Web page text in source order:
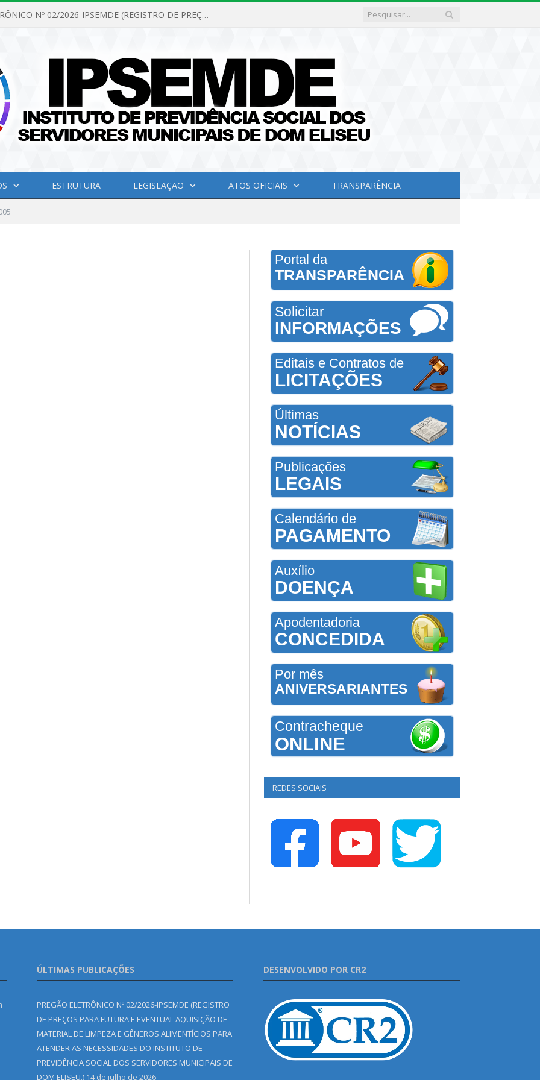
PREGÃO ELETRÔNICO Nº 02/2026-IPSEMDE (REGISTRO DE PREÇOS PARA FUTURA E EVENTUAL AQUISIÇÃO DE MATERIAL DE LIMPEZA E GÊNEROS ALIMENTÍCIOS PARA ATENDER AS NECESSIDADES DO INSTITUTO DE PREVIDÊNCIA SOCIAL DOS SERVIDORES MUNICIPAIS DE DOM ELISEU.)
ESTRUTURA LEGISLAÇÃO ATOS OFICIAIS TRANSPARÊNCIA
Portal da
TRANSPARÊNCIA
Solicitar
INFORMAÇÕES
Editais e Contratos de
LICITAÇÕES
Últimas
NOTÍCIAS
Publicações
LEGAIS
Calendário de
PAGAMENTO
Auxílio
DOENÇA
Apodentadoria
CONCEDIDA
Por mês
ANIVERSARIANTES
Contracheque
ONLINE
REDES SOCIAIS
ÚLTIMAS PUBLICAÇÕES
PREGÃO ELETRÔNICO Nº 02/2026-IPSEMDE (REGISTRO
DE PREÇOS PARA FUTURA E EVENTUAL AQUISIÇÃO DE
MATERIAL DE LIMPEZA E GÊNEROS ALIMENTÍCIOS PARA
ATENDER AS NECESSIDADES DO INSTITUTO DE
PREVIDÊNCIA SOCIAL DOS SERVIDORES MUNICIPAIS DE
DOM ELISEU.) 14 de julho de 2026
DESENVOLVIDO POR CR2